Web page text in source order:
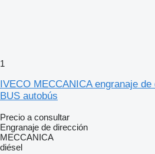
1
IVECO MECCANICA engranaje
BUS autobús
Precio a consultar
Engranaje de dirección
MECCANICA
diésel